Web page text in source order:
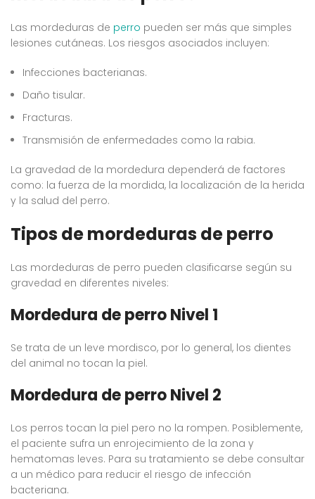
Las mordeduras de perro pueden ser más que simples
lesiones cutáneas. Los riesgos asociados incluyen:
Infecciones bacterianas.
Daño tisular.
Fracturas.
Transmisión de enfermedades como la rabia.
La gravedad de la mordedura dependerá de factores
como: la fuerza de la mordida, la localización de la herida
y la salud del perro.
Tipos de mordeduras de perro
Las mordeduras de perro pueden clasificarse según su
gravedad en diferentes niveles:
Mordedura de perro Nivel 1
Se trata de un leve mordisco, por lo general, los dientes
del animal no tocan la piel.
Mordedura de perro Nivel 2
Los perros tocan la piel pero no la rompen. Posiblemente,
el paciente sufra un enrojecimiento de la zona y
hematomas leves. Para su tratamiento se debe consultar
a un médico para reducir el riesgo de infección
bacteriana.